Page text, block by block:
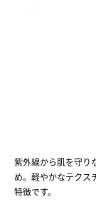
紫外線から肌を守り
め。軽やかなテクス
特徴です。